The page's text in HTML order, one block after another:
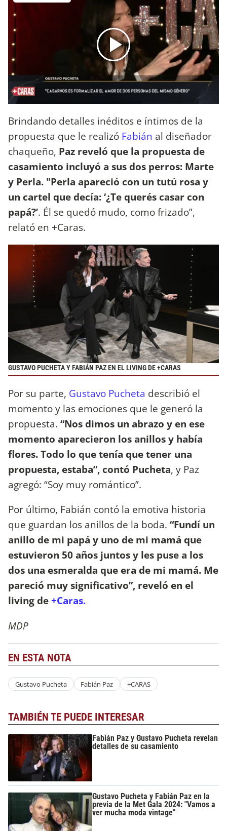
Brindando detalles inéditos e íntimos de la
propuesta que le realizó Fabián al diseñador
chaqueño, Paz reveló que la propuesta de
casamiento incluyó a sus dos perros: Marte
y Perla. "Perla apareció con un tutú rosa y
un cartel que decía: ‘¿Te querés casar con
papá?’. Él se quedó mudo, como frizado”,
relató en +Caras.
GUSTAVO PUCHETA Y FABIÁN PAZ EN EL LIVING DE +CARAS
Por su parte, Gustavo Pucheta describió el
momento y las emociones que le generó la
propuesta. “Nos dimos un abrazo y en ese
momento aparecieron los anillos y había
flores. Todo lo que tenía que tener una
propuesta, estaba”, contó Pucheta, y Paz
agregó: “Soy muy romántico”.
Por último, Fabián contó la emotiva historia
que guardan los anillos de la boda. “Fundí un
anillo de mi papá y uno de mi mamá que
estuvieron 50 años juntos y les puse a los
dos una esmeralda que era de mi mamá. Me
pareció muy significativo”, reveló en el
living de+Caras.
MDP
EN ESTA NOTA
Gustavo Pucheta Fabián Paz +CARAS
TAMBIÉN TE PUEDE INTERESAR
Fabián Paz y Gustavo Pucheta revelan
detalles de su casamiento
Gustavo Pucheta y Fabián Paz en la
previa de la Met Gala 2024: "Vamos a
ver mucha moda vintage"